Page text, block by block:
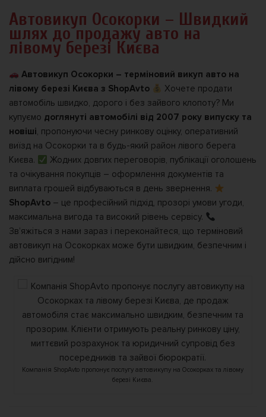
Автовикуп Осокорки – Швидкий
шлях до продажу авто на
лівому березі Києва
Автовикуп Осокорки – терміновий викуп авто на
лівому березі Києва з ShopAvto
Хочете продати
автомобіль швидко, дорого і без зайвого клопоту? Ми
купуємо доглянуті автомобілі від 2007 року випуску та
новіші, пропонуючи чесну ринкову оцінку, оперативний
виїзд на Осокорки та в будь-який район лівого берега
Києва.
Жодних довгих переговорів, публікації оголошень
та очікування покупців – оформлення документів та
виплата грошей відбуваються в день звернення.
ShopAvto – це професійний підхід, прозорі умови угоди,
максимальна вигода та високий рівень сервісу.
Зв’яжіться з нами зараз і переконайтеся, що терміновий
автовикуп на Осокорках може бути швидким, безпечним і
дійсно вигідним!
Компанія ShopAvto пропонує послугу автовикупу на Осокорках та лівому
березі Києва.